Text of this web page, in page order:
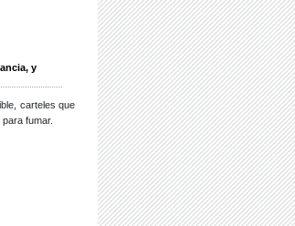
y
carteles que
fumar.